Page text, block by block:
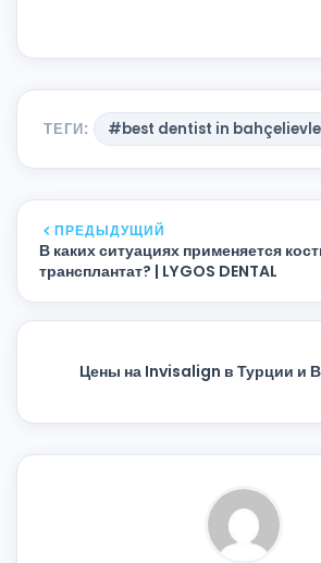
ТЕГИ: #best dentist in
ПРЕДЫДУЩИЙ
В каких ситуациях применяется
трансплантат? | LYGOS DENTAL
Цены на Invisalign в Турции и